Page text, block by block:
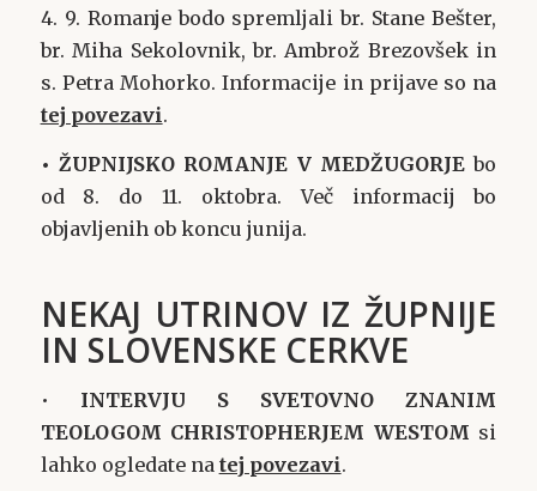
4. 9. Romanje bodo spremljali br. Stane Bešter,
br. Miha Sekolovnik, br. Ambrož Brezovšek in
s. Petra Mohorko. Informacije in prijave so na
tej povezavi.
• ŽUPNIJSKO ROMANJE V MEDŽUGORJE bo
od 8. do 11. oktobra. Več informacij bo
objavljenih ob koncu junija.
NEKAJ UTRINOV IZ ŽUPNIJE
IN SLOVENSKE CERKVE
• INTERVJU S SVETOVNO ZNANIM
TEOLOGOM CHRISTOPHERJEM WESTOM si
lahko ogledate na tej povezavi.